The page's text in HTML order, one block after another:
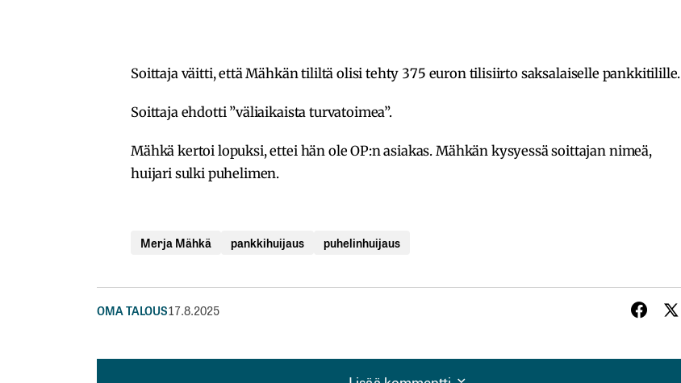
Soittaja väitti, että Mähkän tililtä olisi tehty 375 euron tilisiirto saksalaiselle pankkitilille.
Soittaja ehdotti ”väliaikaista turvatoimea”.
Mähkä kertoi lopuksi, ettei hän ole OP:n asiakas. Mähkän kysyessä soittajan nimeä,
huijari sulki puhelimen.
Merja Mähkä pankkihuijaus puhelinhuijaus
OMA TALOUS17.8.2025